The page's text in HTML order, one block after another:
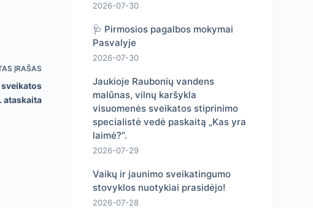
ĮRAŠAS
ataskaita
2026-07-30
🩺 Pirmosios pagalbos mokymai
Pasvalyje
2026-07-30
Jaukioje Raubonių vandens
malūnas, vilnų karšykla
visuomenės sveikatos stiprinimo
specialistė vedė paskaitą „Kas yra
laimė?“.
2026-07-29
Vaikų ir jaunimo sveikatingumo
stovyklos nuotykiai prasidėjo!
2026-07-28